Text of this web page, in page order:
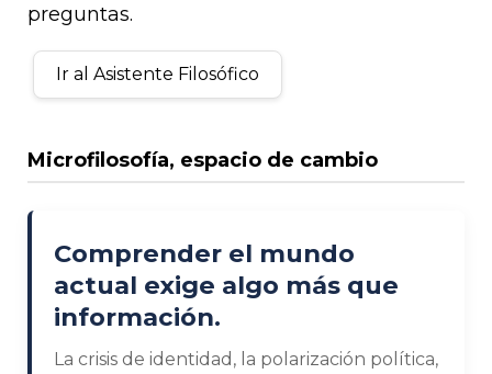
preguntas.
Ir al Asistente Filosófico
Microfilosofía, espacio de cambio
Comprender el mundo
actual exige algo más que
información.
La crisis de identidad, la polarización política,